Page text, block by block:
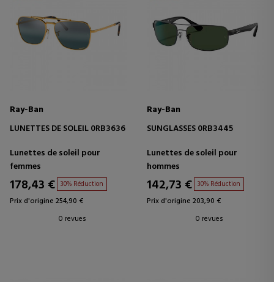
Ray-Ban
LUNETTES DE SOLEIL 0RB3636
Lunettes de soleil pour
femmes
178,43 € 30% Réduction
Prix d'origine 254,90 €
0 revues
Ray-Ban
SUNGLASSES 0RB3445
Lunettes de soleil pour
hommes
142,73 € 30% Réduction
Prix d'origine 203,90 €
0 revues